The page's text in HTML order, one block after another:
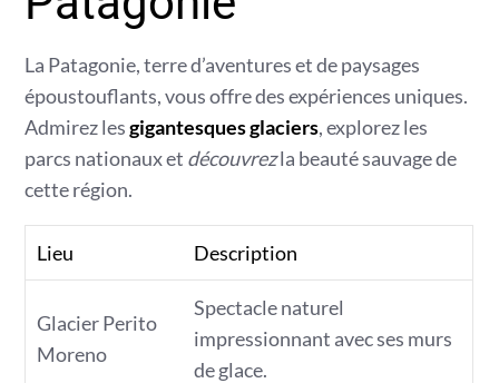
La Patagonie, terre d’aventures et de paysages
époustouflants, vous offre des expériences uniques.
Admirez lesgigantesques glaciers, explorez les
parcs nationaux et découvrezla beauté sauvage de
cette région.
Lieu Description
Glacier Perito
Moreno
Spectacle naturel
impressionnant avec ses murs
de glace.